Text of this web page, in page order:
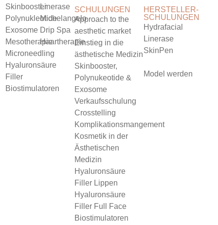
Skinbooster
Polynukleotide
Exosome
Mesotherapie
Microneedling
Hyaluronsäure
Filler
Biostimulatoren
Linerase
Michelangelo
Drip Spa
Haartherapie
SCHULUNGEN
Approach to the
aesthetic market
Einstieg in die
ästhetische Medizin
Skinbooster,
Polynukeotide &
Exosome
Verkaufsschulung
Crosstelling
Komplikationsmangement
Kosmetik in der
Ästhetischen
Medizin
Hyaluronsäure
Filler Lippen
Hyaluronsäure
Filler Full Face
Biostimulatoren
HERSTELLER-
SCHULUNGEN
Hydrafacial
Linerase
SkinPen
Model werden